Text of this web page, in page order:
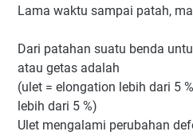
Lama waktu sampai patah,
Dari patahan suatu benda
atau getas adalah
(ulet = elongation lebih dari 5
lebih dari 5 %)
Ulet mengalami perubahan